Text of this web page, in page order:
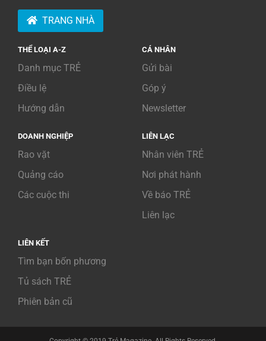
TRANG NHÀ
THỂ LOẠI A-Z
Danh mục TRẺ
Điều lệ
Hướng dẫn
CÁ NHÂN
Gửi bài
Góp ý
Newsletter
DOANH NGHIỆP
Rao vặt
Quảng cáo
Các cuộc thi
LIÊN LẠC
Nhân viên TRẺ
Nơi phát hành
Về báo TRẺ
Liên lạc
LIÊN KẾT
Tìm bạn bốn phương
Tủ sách TRẺ
Phiên bản cũ